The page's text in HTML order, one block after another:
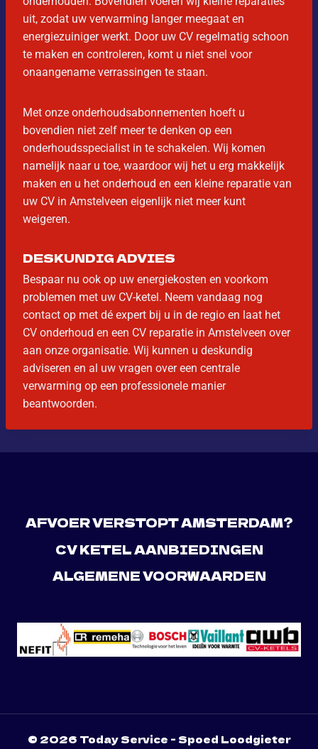
uit, zodat uw verwarming langer meegaat en
energiezuiniger werkt. Door uw CV regelmatig schoon
te maken en controleren, komt u niet snel voor
onaangename verrassingen te staan.
Met onze onderhoudsabonnementen hoeft u
bovendien niet zelf meer te denken op een
onderhoudsspecialist in te schakelen. Wij komen
namelijk naar u toe, waardoor wij het u erg makkelijk
maken en u het onderhoud en een kleine reparatie van
uw CV in Amstelveen eigenlijk niet meer kunt
weigeren.
DESKUNDIG ADVIES
Bespaar nu ook op uw energiekosten en voorkom
problemen met uw CV-ketel. Neem vandaag nog
contact op met dé expert bij u in de regio en laat het
CV onderhoud en een CV reparatie in Amstelveen over
aan onze organisatie. Wij kunnen u deskundig
adviseren en al uw vragen over een centrale
verwarming op een professionele manier
beantwoorden.
AFVOER VERSTOPT AMSTERDAM?
CV KETEL AANBIEDINGEN
ALGEMENE VOORWAARDEN
© 2026 Today Service - Spoed Loodgieter